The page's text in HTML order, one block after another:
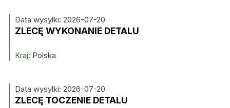
Data wysylki: 2026-07-20
ZLECĘ WYKONANIE DETALU
Kraj: Polska
Data wysylki: 2026-07-20
ZLECĘ TOCZENIE DETALU